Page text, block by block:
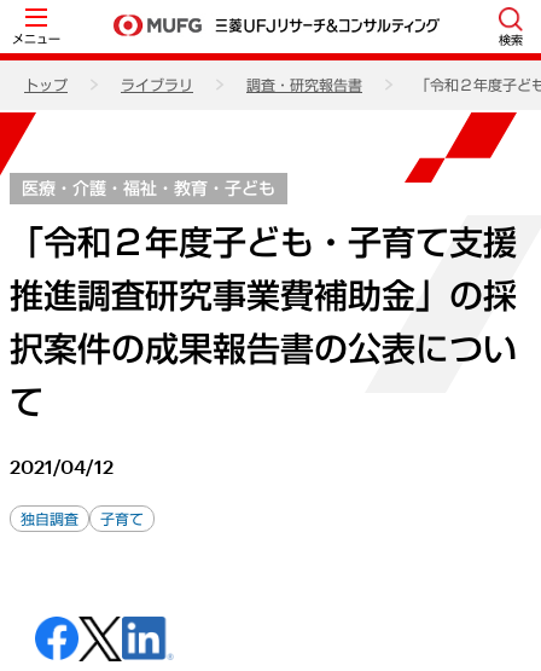
メニュー 検索
トップ ライブラリ 調査・研究報告書 「令和２年度子
医療・介護・福祉・教育・子ども
「令和２年度子ども・子育て支援
推進調査研究事業費補助金」の採
択案件の成果報告書の公表につい
て
2021/04/12
独自調査 子育て